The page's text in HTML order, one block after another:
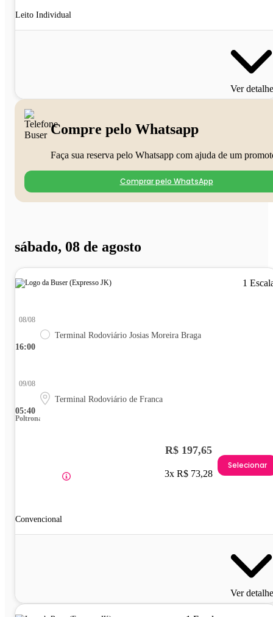
Leito Individual
Ver
Compre pelo Whatsapp
Faça sua reserva pelo Whatsapp com ajuda de um
Comprar pelo WhatsApp
sábado, 08 de agosto
1
16:00
08/08
Terminal Rodoviário Josias Moreira Braga
05:40
09/08
Terminal Rodoviário de Franca
Poltrona
Convencional
R$ 197,65
3x R$ 73,28
Selecionar
Ver